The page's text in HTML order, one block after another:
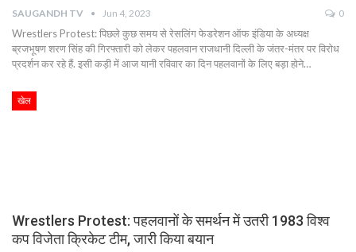
SAUGANDH TV Jun 4, 2023 0
Wrestlers Protest: पिछले कुछ समय से रेसलिंग फेडरेशन ऑफ इंडिया के अध्यक्ष
ब्रजभूषण शरण सिंह की गिरफ्तारी को लेकर पहलवान राजधानी दिल्ली के जंतर-मंतर पर विरोध
प्रदर्शन कर रहे हैं. इसी कड़ी में आज यानी रविवार का दिन पहलवानों के लिए बड़ा होने…
खेल
Wrestlers Protest: पहलवानों के समर्थन में उतरी 1983 विश्व
कप विजेता क्रिकेट टीम, जारी किया बयान